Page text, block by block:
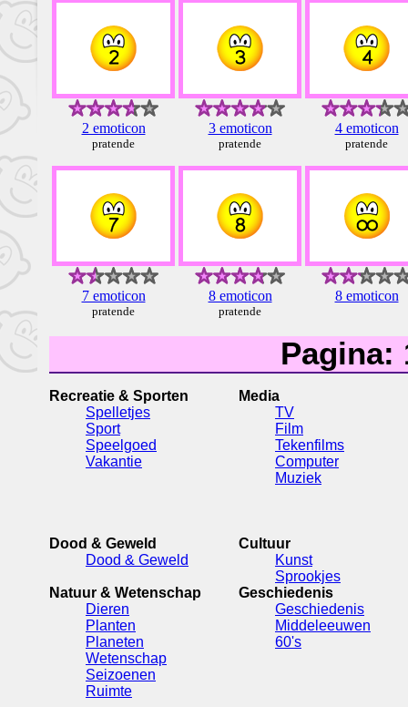
2 emoticon
pratende
3 emoticon
pratende
4 emoticon
pratende
7 emoticon
pratende
8 emoticon
pratende
8 emoticon
Pagina:
Recreatie & Sporten
Spelletjes
Sport
Speelgoed
Vakantie
Media
TV
Film
Tekenfilms
Computer
Muziek
Dood & Geweld
Dood & Geweld
Cultuur
Kunst
Sprookjes
Natuur & Wetenschap
Dieren
Planten
Planeten
Wetenschap
Seizoenen
Ruimte
Geschiedenis
Geschiedenis
Middeleeuwen
60's